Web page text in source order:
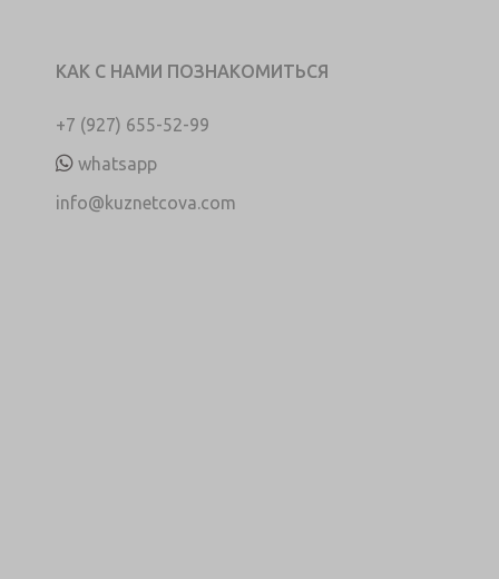
КАК С НАМИ ПОЗНАКОМИТЬСЯ
+7 (927) 655-52-99
whatsapp
info@kuznetcova.com